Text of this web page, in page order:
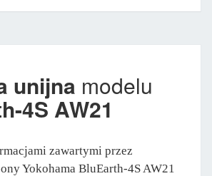
unijna modelu
4S AW21
zawartymi przez
Yokohama BluEarth-4S AW21